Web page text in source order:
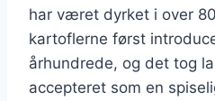
har været dyrket i over
kartoflerne først
århundrede, og det tog
accepteret som en